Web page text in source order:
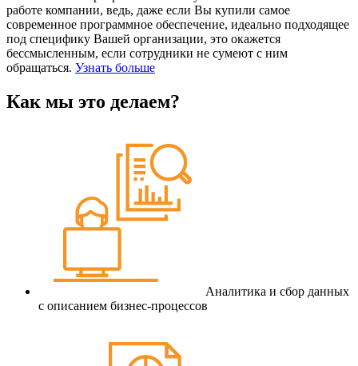
работе компании, ведь, даже если Вы купили самое
современное программное обеспечение, идеально подходящее
под специфику Вашей организации, это окажется
бессмысленным, если сотрудники не сумеют с ним
обращаться. Узнать больше
Как мы это делаем?
Аналитика и сбор данных
с описанием бизнес-процессов